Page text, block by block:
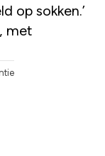
op sokken.’
met